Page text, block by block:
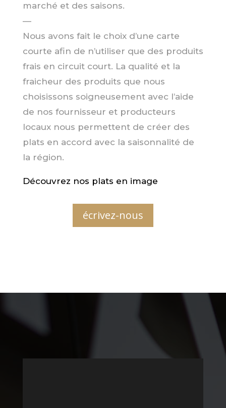
marché et des saisons.
—
Nous avons fait le choix d’une carte
courte afin de n’utiliser que des produits
frais en circuit court. La qualité et la
fraicheur des produits que nous
choisissons soigneusement avec l’aide
de nos fournisseur et producteurs
locaux nous permettent de créer des
plats en accord avec la saisonnalité de
la région.
Découvrez nos plats en image
écrivez-nous